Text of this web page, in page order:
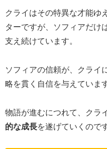
クライはその特異な才能ゆ
ターですが、ソフィアだけ
支え続けています。
ソフィアの信頼が、クライ
略を貫く自信を与えています
物語が進むにつれて、クラ
的な成長を遂げていくので